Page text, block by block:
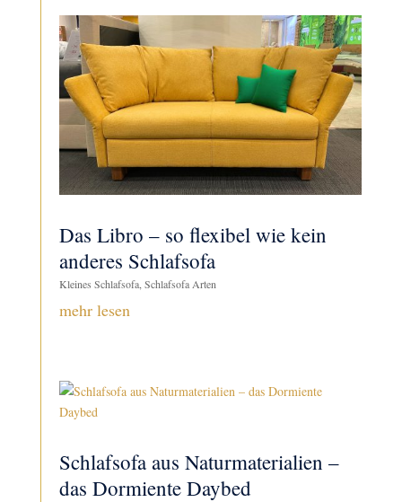
​Das Libro – so flexibel wie kein
anderes Schlafsofa
Kleines Schlafsofa, Schlafsofa Arten
mehr lesen
Schlafsofa aus Naturmaterialien –
das Dormiente Daybed